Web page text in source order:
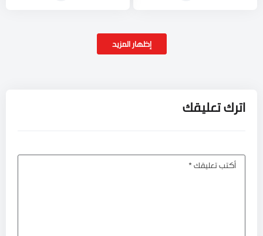
إظهار المزيد
اترك تعليقك